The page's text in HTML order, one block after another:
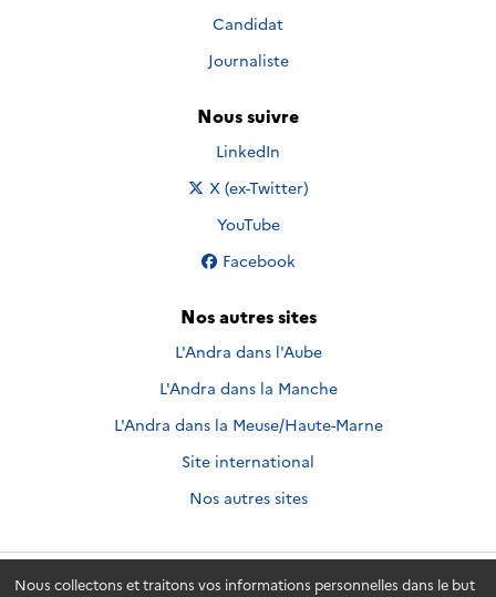
Nous collectons et traitons vos informations personnelles dans le but
Candidat
Journaliste
Nous suivre
Nous suivre sur
LinkedIn
Nous suivre sur
X (ex-Twitter)
Nous suivre sur
YouTube
Nous suivre sur
Facebook
Nos autres sites
L'Andra dans l'Aube
L'Andra dans la Manche
L'Andra dans la Meuse/Haute-Marne
Site international
Nos autres sites
Andra.fr © 2026 - Andra. Tous droits réservés.